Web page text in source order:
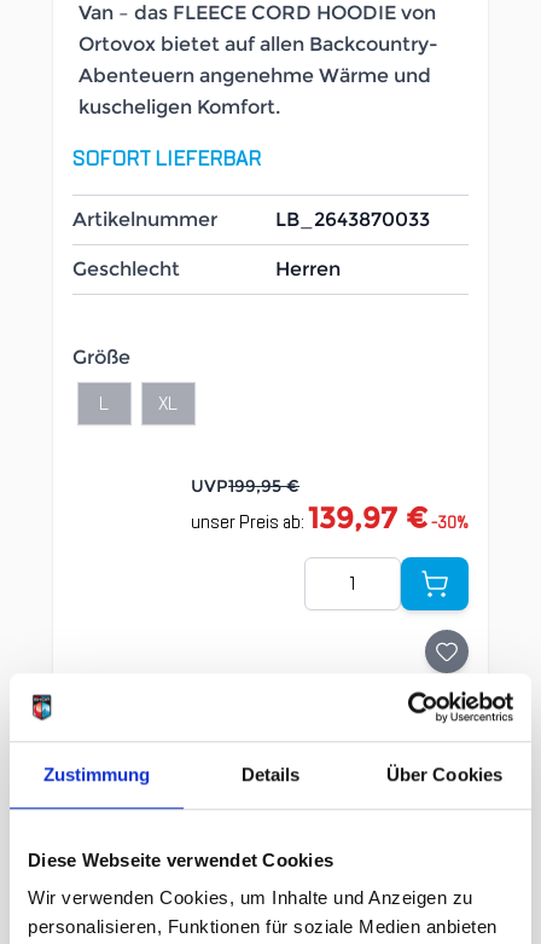
Zustimmung Details Über Cookies
Diese Webseite verwendet Cookies
Wir verwenden Cookies, um Inhalte und Anzeigen zu
personalisieren, Funktionen für soziale Medien anbieten
Van – das FLEECE CORD HOODIE von
Ortovox bietet auf allen Backcountry-
Abenteuern angenehme Wärme und
kuscheligen Komfort.
SOFORT LIEFERBAR
Artikelnummer LB_2643870033
Geschlecht Herren
Größe
L XL
UVP199,95 €
unser Preis ab:139,97 €-30%
Menge
Clicken, um das Karussell zu überspringen
Wir haben andere Produkte
gefunden, die Ihnen gefallen
könnten!